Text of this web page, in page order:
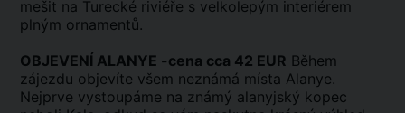
mešit na Turecké riviéře s velkolepým interiérem
plným ornamentů.
OBJEVENÍ ALANYE -cena cca 42 EUR Během
zájezdu objevíte všem neznámá místa Alanye.
Nejprve vystoupáme na známý alanyjský kopec